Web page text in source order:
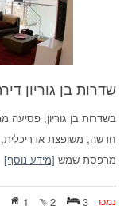
שדרות בן גוריון
מרפסת שמש [מידע נוסף]
3
2
1 נמכר